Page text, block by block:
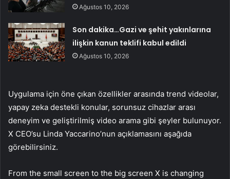
Ağustos 10, 2026
Son dakika…Gazi ve şehit yakınlarına
ilişkin kanun teklifi kabul edildi
Ağustos 10, 2026
Uygulama için öne çıkan özellikler arasında trend videolar,
yapay zeka destekli konular, sorunsuz cihazlar arası
deneyim ve geliştirilmiş video arama gibi şeyler bulunuyor.
X CEO’su Linda Yaccarino’nun açıklamasını aşağıda
görebilirsiniz.
From the small screen to the big screen X is changing